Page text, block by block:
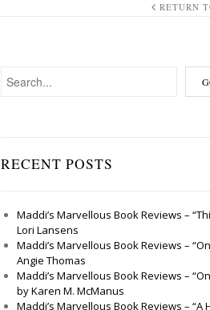
RETURN
RECENT POSTS
Maddi’s Marvellous Book Reviews –
Lori Lansens
Maddi’s Marvellous Book Reviews –
Angie Thomas
Maddi’s Marvellous Book Reviews –
by Karen M. McManus
Maddi’s Marvellous Book Reviews – “A